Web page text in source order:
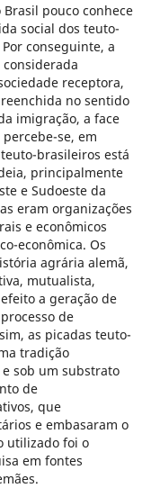
pouco conhece
social dos teuto-
conseguinte, a
receptora,
no sentido
imigração, a face
se, em
brasileiros está
principalmente
e Sudoeste da
eram organizações
e econômicos
econômica. Os
agrária alemã,
mutualista,
a geração de
de
as picadas teuto-
tradição
sob um substrato
de
que
e embasaram o
utilizado foi o
em fontes